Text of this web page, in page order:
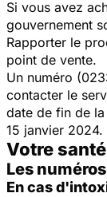
Si vous avez
gouvernement
Rapporter le
point de vente.
Un numéro
contacter le
date de fin de
15 janvier 2024.
Votre santé
Les
En cas